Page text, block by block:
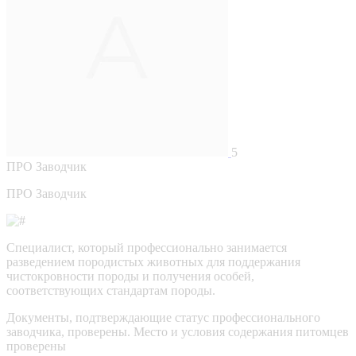
5
ПРО Заводчик
ПРО Заводчик
Специалист, который профессионально занимается
разведением породистых животных для поддержания
чистокровности породы и получения особей,
соответствующих стандартам породы.
Документы, подтверждающие статус профессионального
заводчика, проверены. Место и условия содержания питомцев
проверены